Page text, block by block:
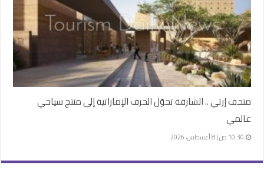
متحف إرثي .. الشارقة تحوّل الحرف الإماراتية إلى منتج سياحي
عالمي
10:30 ص | 8 أغسطس، 2026